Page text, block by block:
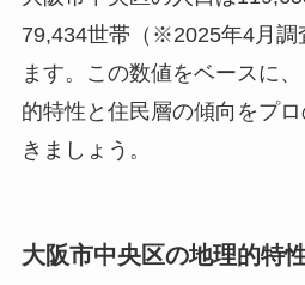
79,434世帯（※2025年4月調
ます。この数値をベースに
的特性と住民層の傾向をプ
きましょう。
大阪市中央区の地理的特